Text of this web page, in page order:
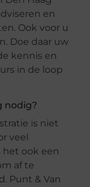
en
Ook voor u
Doe daar uw
kennis en
in de loop
nodig?
is niet
veel
ook een
af te
Punt & Van